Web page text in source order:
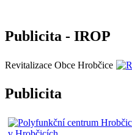
Publicita - IROP
Revitalizace Obce Hrobčice
Publicita